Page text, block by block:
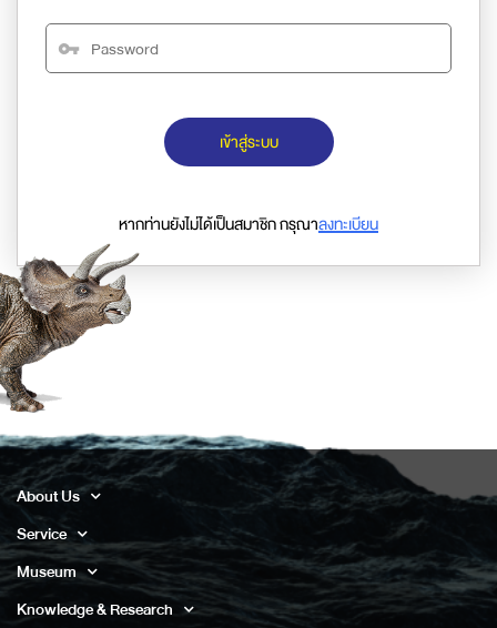
เข้าสู่ระบบ
หากท่านยังไม่ได้เป็นสมาชิก กรุณาลงทะเบียน
About Us
Service
Museum
Knowledge & Research